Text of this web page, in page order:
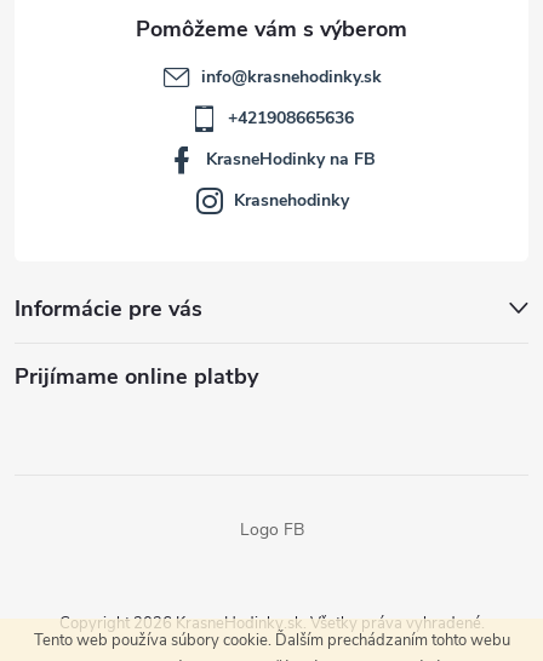
Tento web používa súbory cookie. Ďalším prechádzaním tohto webu
Informácie pre vás
Prijímame online platby
info@krasnehodinky.sk
+421908665636
KrasneHodinky na FB
Krasnehodinky
Logo FB
Copyright 2026 KrasneHodinky.sk. Všetky práva vyhradené.